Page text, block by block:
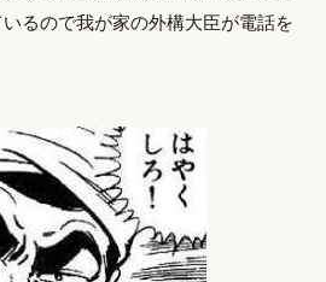
るので我が家の外構大臣が電話を